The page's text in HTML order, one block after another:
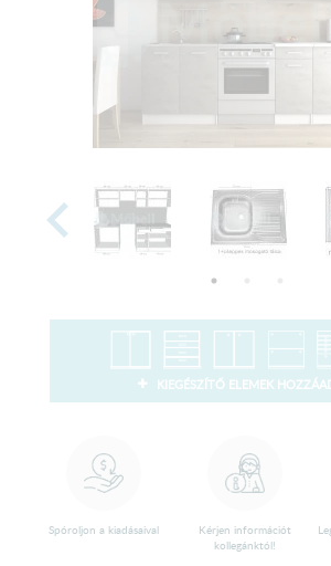
KIEGÉSZÍTŐ ELEMEK
Spóroljon a kiadásaival
Kérjen információt
kollegánktól!